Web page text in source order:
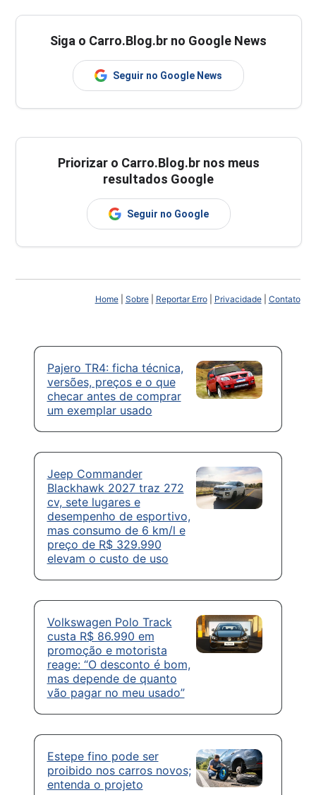
Siga o Carro.Blog.br no Google News
Seguir no Google News
Priorizar o Carro.Blog.br nos meus
resultados Google
Seguir no Google
Home| Sobre| Reportar Erro| Privacidade| Contato
Pajero TR4: ficha técnica,
versões, preços e o que
checar antes de comprar
um exemplar usado
Jeep Commander
Blackhawk 2027 traz 272
cv, sete lugares e
desempenho de esportivo,
mas consumo de 6 km/l e
preço de R$ 329.990
elevam o custo de uso
Volkswagen Polo Track
custa R$ 86.990 em
promoção e motorista
reage: “O desconto é bom,
mas depende de quanto
vão pagar no meu usado”
Estepe fino pode ser
proibido nos carros novos;
entenda o projeto